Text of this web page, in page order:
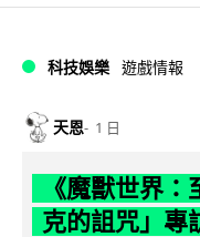
科技娛樂 遊戲情報
天恩 1 日
《魔獸世界
克的詛咒」專